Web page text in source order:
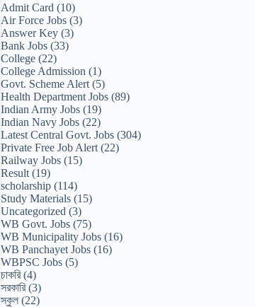
Admit Card (10)
Air Force Jobs (3)
Answer Key (3)
Bank Jobs (33)
College (22)
College Admission (1)
Govt. Scheme Alert (5)
Health Department Jobs (89)
Indian Army Jobs (19)
Indian Navy Jobs (22)
Latest Central Govt. Jobs (304)
Private Free Job Alert (22)
Railway Jobs (15)
Result (19)
scholarship (114)
Study Materials (15)
Uncategorized (3)
WB Govt. Jobs (75)
WB Municipality Jobs (16)
WB Panchayet Jobs (16)
WBPSC Jobs (5)
চাকরি(4)
সরকারি(3)
স্কুল (22)